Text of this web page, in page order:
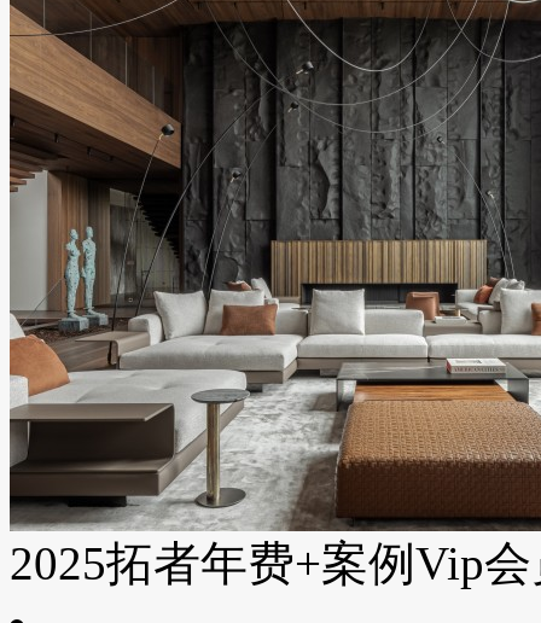
2025拓者年费+案例Vip